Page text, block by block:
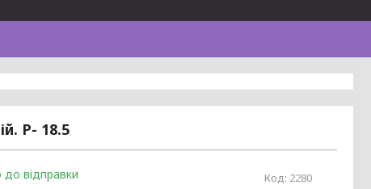
Р- 18.5
до відправки Код: 2280